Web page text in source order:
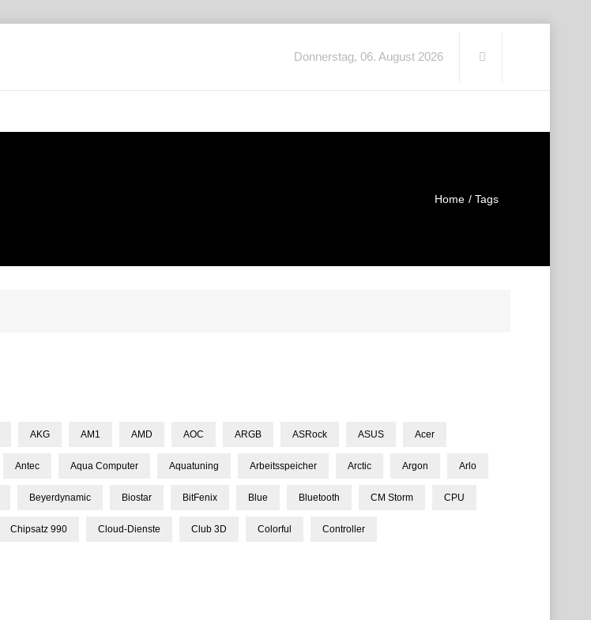
Donnerstag, 06. August 2026
Home Tags
AKG AM1 AMD AOC ARGB ASRock ASUS Acer
Antec Aqua Computer Aquatuning Arbeitsspeicher Arctic Argon Arlo
Beyerdynamic Biostar BitFenix Blue Bluetooth CM Storm CPU
Chipsatz 990 Cloud-Dienste Club 3D Colorful Controller